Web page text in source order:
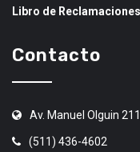
Libro de Reclamaciones
Contacto
Av. Manuel Olguin
(511) 436-4602